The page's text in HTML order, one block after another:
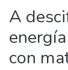
A
con